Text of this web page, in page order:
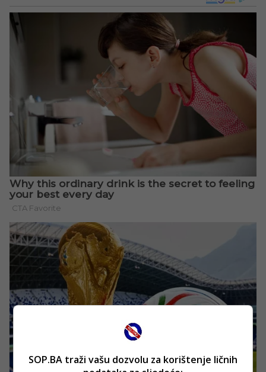
SOP.BA traži vašu dozvolu za korištenje ličnih